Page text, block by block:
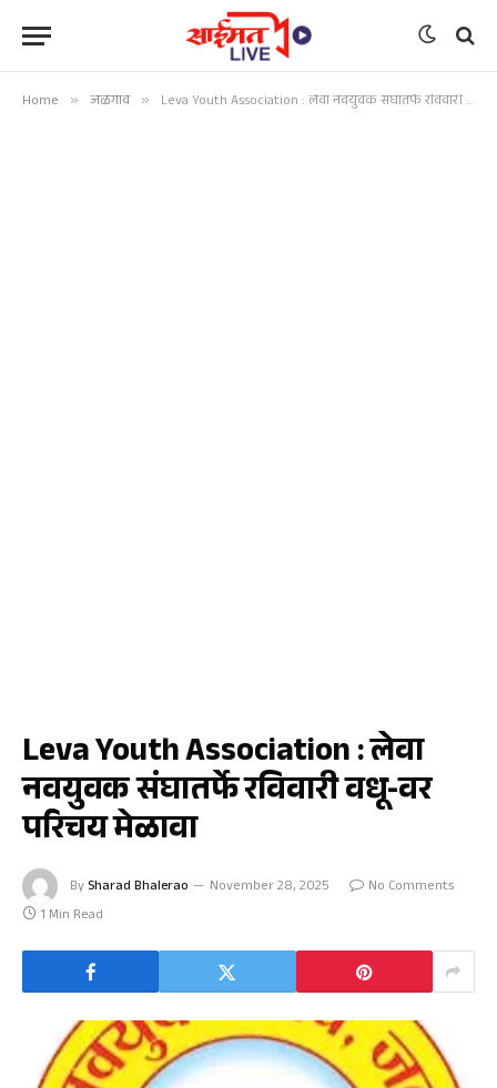
Home » जळगाव » Leva Youth Association : लेवा नवयुवक संघातर्फे रविवारी वधू-वर परिचय मेळावा
Leva Youth Association : लेवा
नवयुवक संघातर्फे रविवारी वधू-वर
परिचय मेळावा
By Sharad Bhalerao November 28, 2025
No Comments
1 Min Read